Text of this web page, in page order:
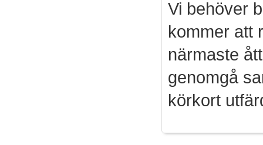
Vi behöver
kommer att
närmaste
genomgå
körkort